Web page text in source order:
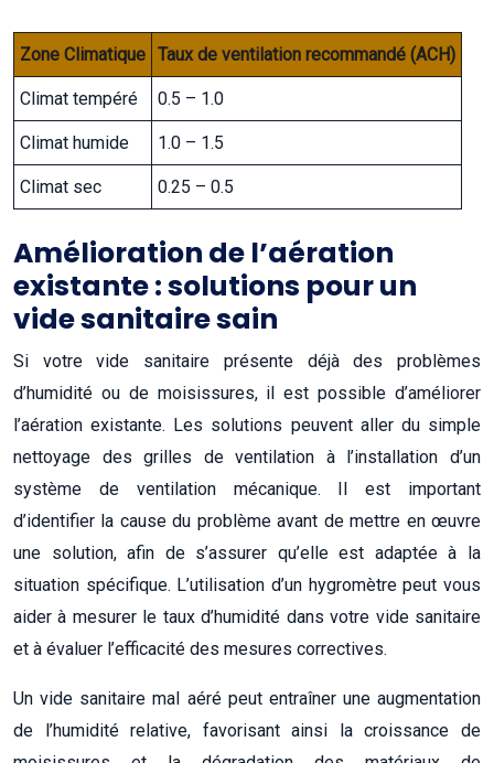
Zone Climatique Taux de ventilation recommandé (ACH)
Climat tempéré 0.5 – 1.0
Climat humide 1.0 – 1.5
Climat sec 0.25 – 0.5
Amélioration de l’aération
existante : solutions pour un
vide sanitaire sain
Si votre vide sanitaire présente déjà des problèmes
d’humidité ou de moisissures, il est possible d’améliorer
l’aération existante. Les solutions peuvent aller du simple
nettoyage des grilles de ventilation à l’installation d’un
système de ventilation mécanique. Il est important
d’identifier la cause du problème avant de mettre en œuvre
une solution, afin de s’assurer qu’elle est adaptée à la
situation spécifique. L’utilisation d’un hygromètre peut vous
aider à mesurer le taux d’humidité dans votre vide sanitaire
et à évaluer l’efficacité des mesures correctives.
Un vide sanitaire mal aéré peut entraîner une augmentation
de l’humidité relative, favorisant ainsi la croissance de